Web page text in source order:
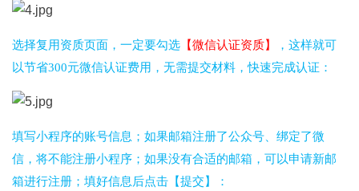
选择复用资质页面，一定要勾选 【微信认证资质】
，这样就可
以节省300元微信认证费用，无需提交材料，快速完成认证：
填写小程序的账号信息；如果邮箱注册了公众号、绑定了微
信，将不能注册小程序；如果没有合适的邮箱，可以申请新邮
箱进行注册；填好信息后点击【提交】：